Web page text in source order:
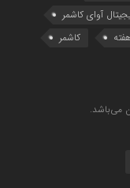
آوای کاشمر
کاشمر
می‌باشد.